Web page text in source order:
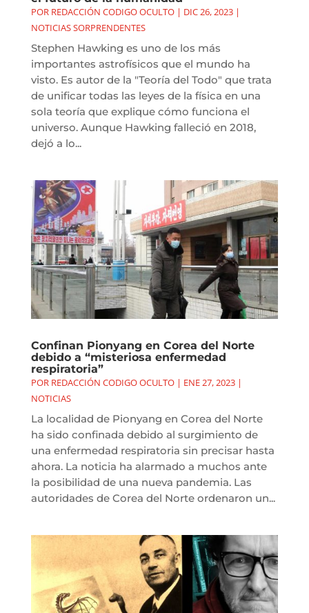
POR REDACCIÓN CODIGO OCULTO| DIC 26, 2023|
NOTICIAS SORPRENDENTES
Stephen Hawking es uno de los más
importantes astrofísicos que el mundo ha
visto. Es autor de la "Teoría del Todo" que trata
de unificar todas las leyes de la física en una
sola teoría que explique cómo funciona el
universo. Aunque Hawking falleció en 2018,
dejó a lo...
Confinan Pionyang en Corea del Norte
debido a “misteriosa enfermedad
respiratoria”
POR REDACCIÓN CODIGO OCULTO| ENE 27, 2023|
NOTICIAS
La localidad de Pionyang en Corea del Norte
ha sido confinada debido al surgimiento de
una enfermedad respiratoria sin precisar hasta
ahora. La noticia ha alarmado a muchos ante
la posibilidad de una nueva pandemia. Las
autoridades de Corea del Norte ordenaron un...